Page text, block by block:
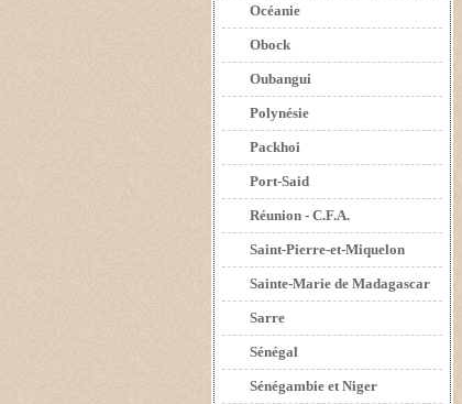
Océanie
Obock
Oubangui
Polynésie
Packhoi
Port-Said
Réunion - C.F.A.
Saint-Pierre-et-Miquelon
Sainte-Marie de Madagascar
Sarre
Sénégal
Sénégambie et Niger